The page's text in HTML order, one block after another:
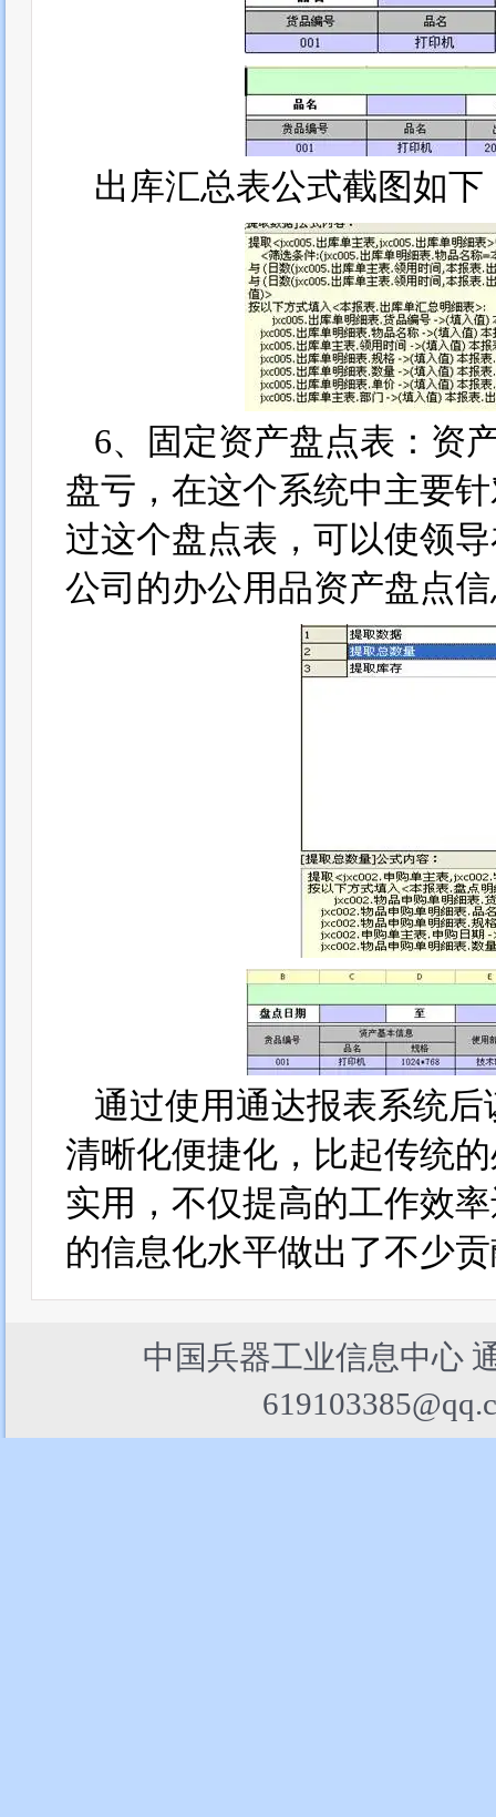
出库汇总表公式截图如下
6、固定资产盘点表：资
盘亏，在这个系统中主要
过这个盘点表，可以使领
公司的办公用品资产盘点
通过使用通达报表系统
清晰化便捷化，比起传统
实用，不仅提高的工作效
的信息化水平做出了不少
中国兵器工业信息中心